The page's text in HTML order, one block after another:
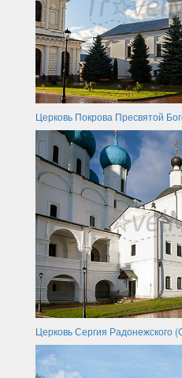
Церковь Покрова Пресвятой
Церковь Сергия Радонежского